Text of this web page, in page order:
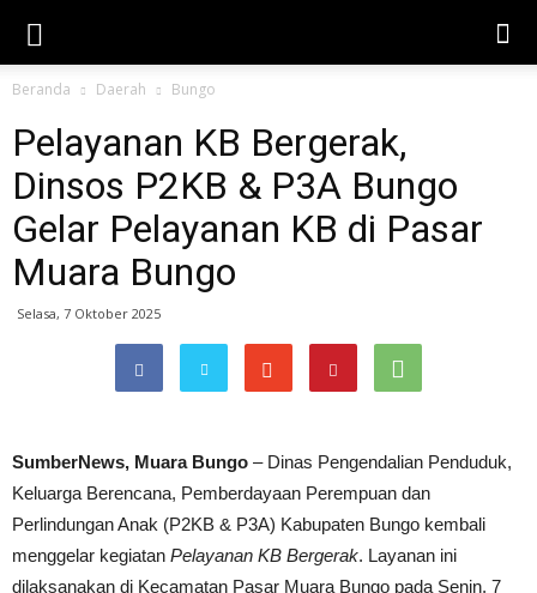
Beranda Daerah Bungo
Pelayanan KB Bergerak,
Dinsos P2KB & P3A Bungo
Gelar Pelayanan KB di Pasar
Muara Bungo
Selasa, 7 Oktober 2025
SumberNews, Muara Bungo – Dinas Pengendalian Penduduk,
Keluarga Berencana, Pemberdayaan Perempuan dan
Perlindungan Anak (P2KB & P3A) Kabupaten Bungo kembali
menggelar kegiatan Pelayanan KB Bergerak. Layanan ini
dilaksanakan di Kecamatan Pasar Muara Bungo pada Senin, 7